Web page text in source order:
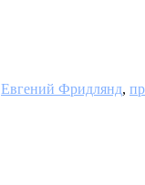
Евгений Фридлянд,